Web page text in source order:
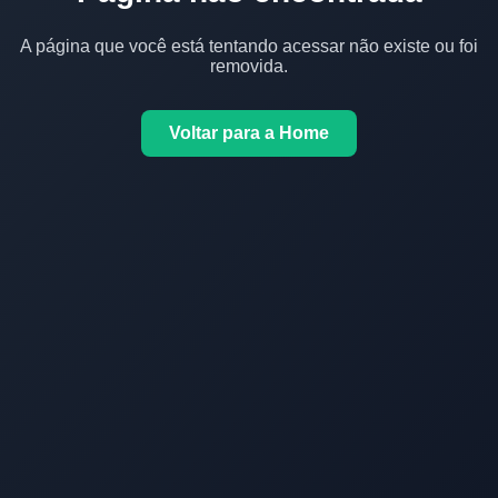
A página que você está tentando acessar não existe ou foi
removida.
Voltar para a Home